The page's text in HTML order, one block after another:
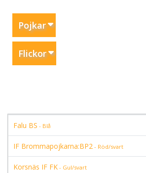
Pojkar
Flickor
Falu BS - Blå
IF Brommapojkarna:BP2 - Röd/svart
Korsnäs IF FK - Gul/svart